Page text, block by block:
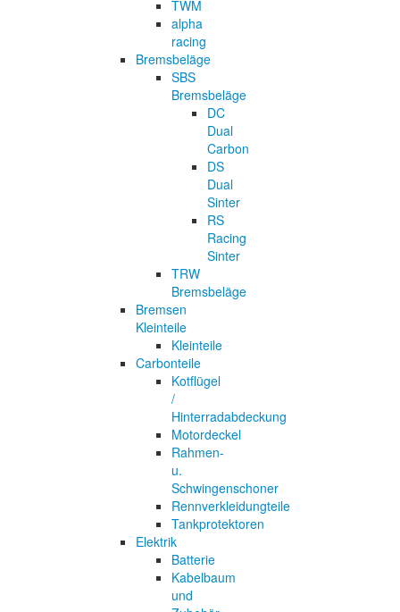
TWM
alpha
racing
Bremsbeläge
SBS
Bremsbeläge
DC
Dual
Carbon
DS
Dual
Sinter
RS
Racing
Sinter
TRW
Bremsbeläge
Bremsen
Kleinteile
Kleinteile
Carbonteile
Kotflügel
/
Hinterradabdeckung
Motordeckel
Rahmen-
u.
Schwingenschoner
Rennverkleidungteile
Tankprotektoren
Elektrik
Batterie
Kabelbaum
und